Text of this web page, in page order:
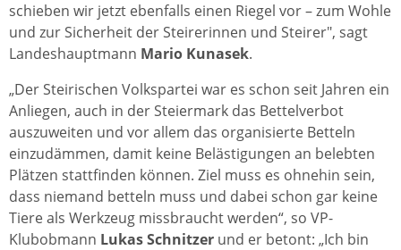
schieben wir jetzt ebenfalls einen Riegel vor – zum Wohle
und zur Sicherheit der Steirerinnen und Steirer", sagt
Landeshauptmann Mario Kunasek.
„Der Steirischen Volkspartei war es schon seit Jahren ein
Anliegen, auch in der Steiermark das Bettelverbot
auszuweiten und vor allem das organisierte Betteln
einzudämmen, damit keine Belästigungen an belebten
Plätzen stattfinden können. Ziel muss es ohnehin sein,
dass niemand betteln muss und dabei schon gar keine
Tiere als Werkzeug missbraucht werden“, so VP-
Klubobmann Lukas Schnitzer und er betont: „Ich bin